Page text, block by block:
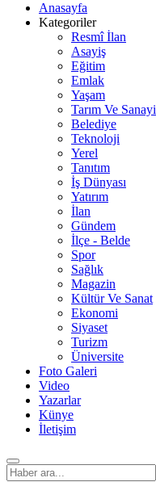
Anasayfa
Kategoriler
Resmî İlan
Asayiş
Eğitim
Emlak
Yaşam
Tarım Ve Sanayi
Belediye
Teknoloji
Yerel
Tanıtım
İş Dünyası
Yatırım
İlan
Gündem
İlçe - Belde
Spor
Sağlık
Magazin
Kültür Ve Sanat
Ekonomi
Siyaset
Turizm
Üniversite
Foto Galeri
Video
Yazarlar
Künye
İletişim